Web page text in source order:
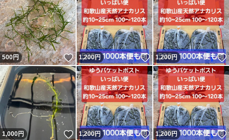
500円 いいね！
1,200円 いいね！
1,200円
1,000円 いいね！
1,200円 いいね！
1,200円